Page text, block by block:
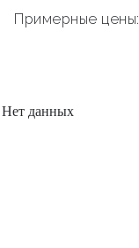
Примерные цены:
Нет данных